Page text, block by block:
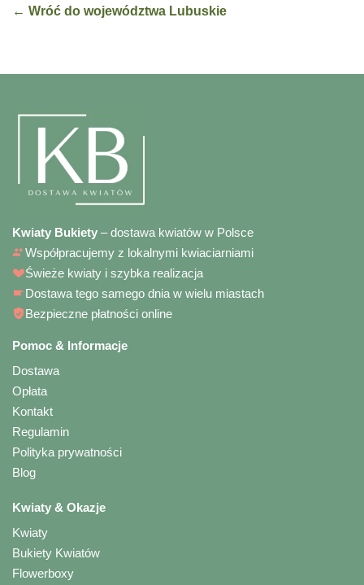
← Wróć do województwa Lubuskie
Kwiaty Bukiety – dostawa kwiatów w Polsce
Współpracujemy z lokalnymi kwiaciarniami
Świeże kwiaty i szybka realizacja
Dostawa tego samego dnia w wielu miastach
Bezpieczne płatności online
Pomoc & Informacje
Dostawa
Opłata
Kontakt
Regulamin
Polityka prywatności
Blog
Kwiaty & Okazje
Kwiaty
Bukiety Kwiatów
Flowerboxy